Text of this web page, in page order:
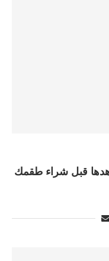
قبل شراء طقمك